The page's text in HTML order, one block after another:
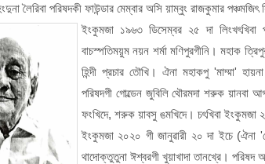
লৈরিবা পরিষদকী ফাউন্ডার মেম্বার অসি য়াম্বুং রাজকুমার
ইংকুমজা ১৯৬৩ ডিসেম্বর ২৫ দা লিংখৎখিবা
বাচস্পতিময়ুম নয়ন শর্মা মণিপুরগীনি। মহাক
হিন্দী প্রচার তৌখি। ঐনা মহাকপু 'মাম্মা'
পরিষদগী গোল্ডেন জুবিলি থৌরমদা শরুক য়ানবা
ফংখিদে, শরুক য়াবসু ঙমখিদে। চৎখিবা ইংকুমজা
ইংকুমজা ২০২০ গী জানুৱারী ২০ দা ইচে (ঐনা
থাদোক্তুতুনা ঈশ্বরগী খুয়াখাদা তানখ্রে। পরিষদ